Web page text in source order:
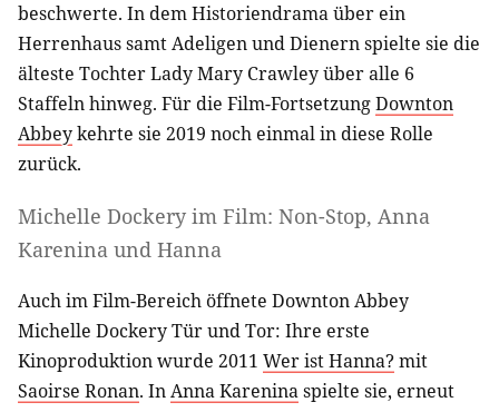
beschwerte. In dem Historiendrama über ein
Herrenhaus samt Adeligen und Dienern spielte sie die
älteste Tochter Lady Mary Crawley über alle 6
Staffeln hinweg. Für die Film-FortsetzungDownton
Abbeykehrte sie 2019 noch einmal in diese Rolle
zurück.
Michelle Dockery im Film: Non-Stop, Anna
Karenina und Hanna
Auch im Film-Bereich öffnete Downton Abbey
Michelle Dockery Tür und Tor: Ihre erste
Kinoproduktion wurde 2011 Wer ist Hanna?mit
Saoirse Ronan. InAnna Kareninaspielte sie, erneut